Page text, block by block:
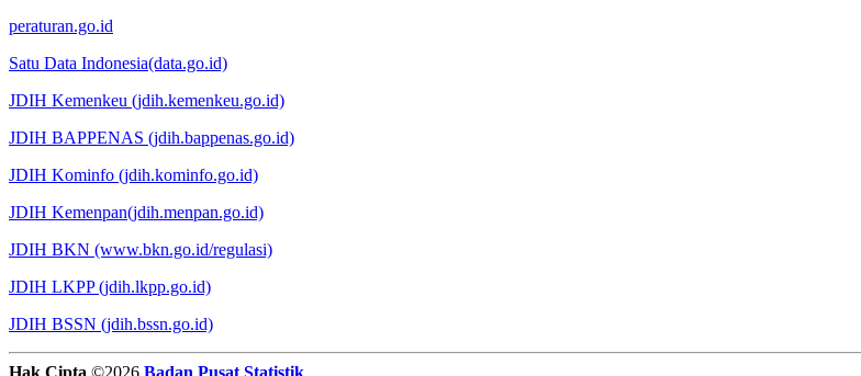
peraturan.go.id
Satu Data Indonesia(data.go.id)
JDIH Kemenkeu (jdih.kemenkeu.go.id)
JDIH BAPPENAS (jdih.bappenas.go.id)
JDIH Kominfo (jdih.kominfo.go.id)
JDIH Kemenpan(jdih.menpan.go.id)
JDIH BKN (www.bkn.go.id/regulasi)
JDIH LKPP (jdih.lkpp.go.id)
JDIH BSSN (jdih.bssn.go.id)